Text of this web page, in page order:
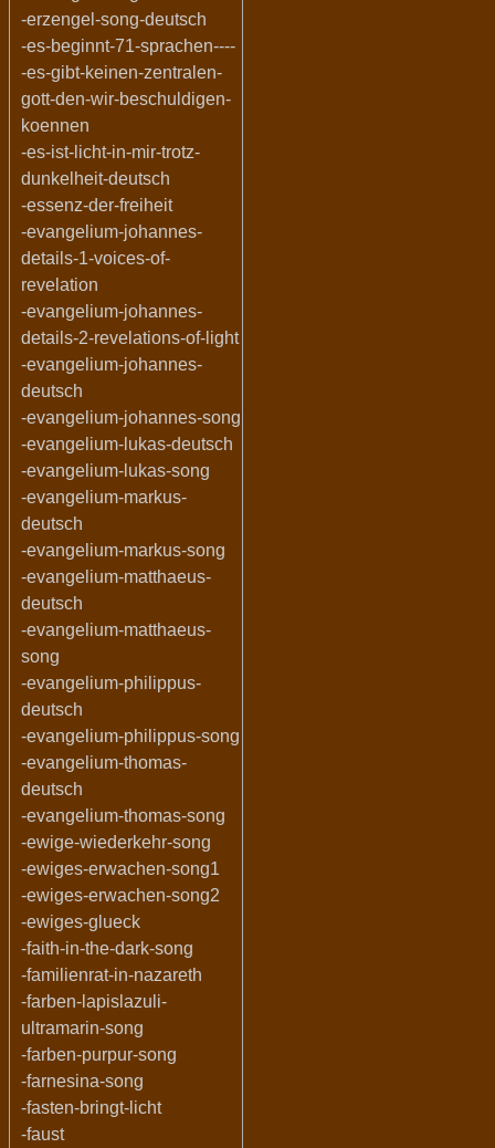
-erzengel-song-deutsch
-es-beginnt-71-sprachen----
-es-gibt-keinen-zentralen-
gott-den-wir-beschuldigen-
koennen
-es-ist-licht-in-mir-trotz-
dunkelheit-deutsch
-essenz-der-freiheit
-evangelium-johannes-
details-1-voices-of-
revelation
-evangelium-johannes-
details-2-revelations-of-light
-evangelium-johannes-
deutsch
-evangelium-johannes-song
-evangelium-lukas-deutsch
-evangelium-lukas-song
-evangelium-markus-
deutsch
-evangelium-markus-song
-evangelium-matthaeus-
deutsch
-evangelium-matthaeus-
song
-evangelium-philippus-
deutsch
-evangelium-philippus-song
-evangelium-thomas-
deutsch
-evangelium-thomas-song
-ewige-wiederkehr-song
-ewiges-erwachen-song1
-ewiges-erwachen-song2
-ewiges-glueck
-faith-in-the-dark-song
-familienrat-in-nazareth
-farben-lapislazuli-
ultramarin-song
-farben-purpur-song
-farnesina-song
-fasten-bringt-licht
-faust